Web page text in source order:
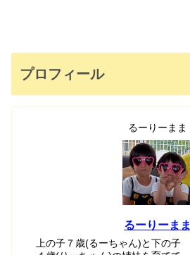
プロフィール
るーりーまま
るーりーまま
上の子７歳(るーちゃん)と下の子